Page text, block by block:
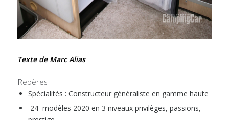
Texte de Marc Alias
Repères
Spécialités : Constructeur généraliste en gamme haute
24 modèles 2020 en 3 niveaux privilèges, passions,